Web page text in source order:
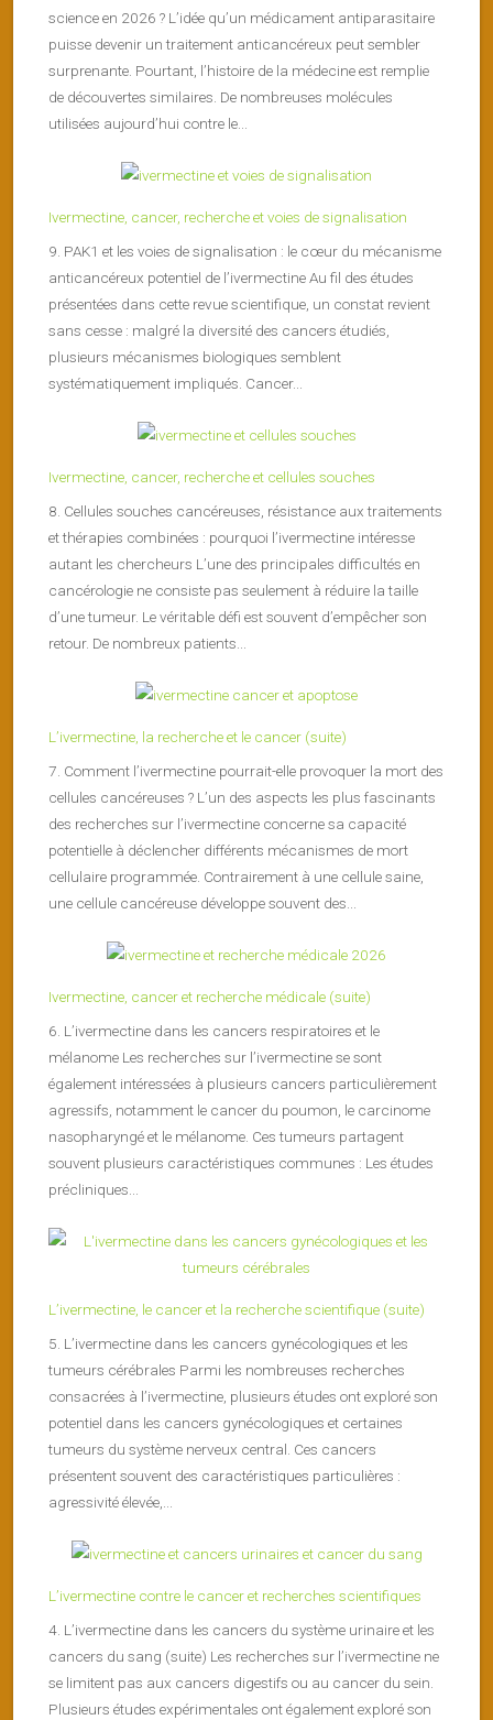
science en 2026 ? L’idée qu’un médicament antiparasitaire
puisse devenir un traitement anticancéreux peut sembler
surprenante. Pourtant, l’histoire de la médecine est remplie
de découvertes similaires. De nombreuses molécules
utilisées aujourd’hui contre le...
Ivermectine, cancer, recherche et voies de signalisation
9. PAK1 et les voies de signalisation : le cœur du mécanisme
anticancéreux potentiel de l’ivermectine Au fil des études
présentées dans cette revue scientifique, un constat revient
sans cesse : malgré la diversité des cancers étudiés,
plusieurs mécanismes biologiques semblent
systématiquement impliqués. Cancer...
Ivermectine, cancer, recherche et cellules souches
8. Cellules souches cancéreuses, résistance aux traitements
et thérapies combinées : pourquoi l’ivermectine intéresse
autant les chercheurs L’une des principales difficultés en
cancérologie ne consiste pas seulement à réduire la taille
d’une tumeur. Le véritable défi est souvent d’empêcher son
retour. De nombreux patients...
L’ivermectine, la recherche et le cancer (suite)
7. Comment l’ivermectine pourrait-elle provoquer la mort des
cellules cancéreuses ? L’un des aspects les plus fascinants
des recherches sur l’ivermectine concerne sa capacité
potentielle à déclencher différents mécanismes de mort
cellulaire programmée. Contrairement à une cellule saine,
une cellule cancéreuse développe souvent des...
Ivermectine, cancer et recherche médicale (suite)
6. L’ivermectine dans les cancers respiratoires et le
mélanome Les recherches sur l’ivermectine se sont
également intéressées à plusieurs cancers particulièrement
agressifs, notamment le cancer du poumon, le carcinome
nasopharyngé et le mélanome. Ces tumeurs partagent
souvent plusieurs caractéristiques communes : Les études
précliniques...
L’ivermectine, le cancer et la recherche scientifique (suite)
5. L’ivermectine dans les cancers gynécologiques et les
tumeurs cérébrales Parmi les nombreuses recherches
consacrées à l’ivermectine, plusieurs études ont exploré son
potentiel dans les cancers gynécologiques et certaines
tumeurs du système nerveux central. Ces cancers
présentent souvent des caractéristiques particulières :
agressivité élevée,...
L’ivermectine contre le cancer et recherches scientifiques
4. L’ivermectine dans les cancers du système urinaire et les
cancers du sang (suite) Les recherches sur l’ivermectine ne
se limitent pas aux cancers digestifs ou au cancer du sein.
Plusieurs études expérimentales ont également exploré son